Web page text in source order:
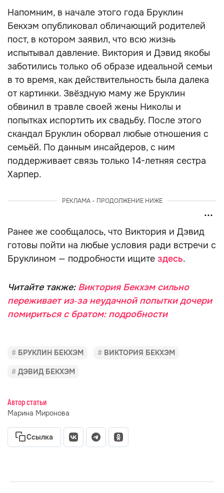
Напомним, в начале этого года Бруклин
Бекхэм опубликовал обличающий родителей
пост, в котором заявил, что всю жизнь
испытывал давление. Виктория и Дэвид якобы
заботились только об образе идеальной семьи
в то время, как действительность была далека
от картинки. Звёздную маму же Бруклин
обвинил в травле своей жены Николы и
попытках испортить их свадьбу. После этого
скандал Бруклин оборвал любые отношения с
семьёй. По данным инсайдеров, с ним
поддерживает связь только 14-летняя сестра
Харпер.
РЕКЛАМА - ПРОДОЛЖЕНИЕ НИЖЕ
Ранее же сообщалось, что Виктория и Дэвид
готовы пойти на любые условия ради встречи с
Бруклином — подробности ищите здесь.
Читайте также: Виктория Бекхэм сильно
переживает из‑за неудачной попытки дочери
помириться с братом: подробности
БРУКЛИН БЕКХЭМ ВИКТОРИЯ БЕКХЭМ
ДЭВИД БЕКХЭМ
Автор статьи
Марина Миронова
Ссылка